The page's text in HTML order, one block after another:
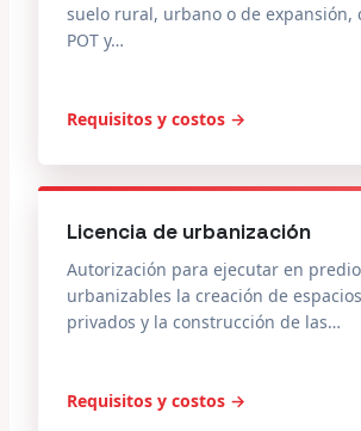
suelo rural, urbano o de expansión,
POT y…
Requisitos y costos →
Licencia de urbanización
Autorización para ejecutar en
urbanizables la creación de
privados y la construcción de las…
Requisitos y costos →